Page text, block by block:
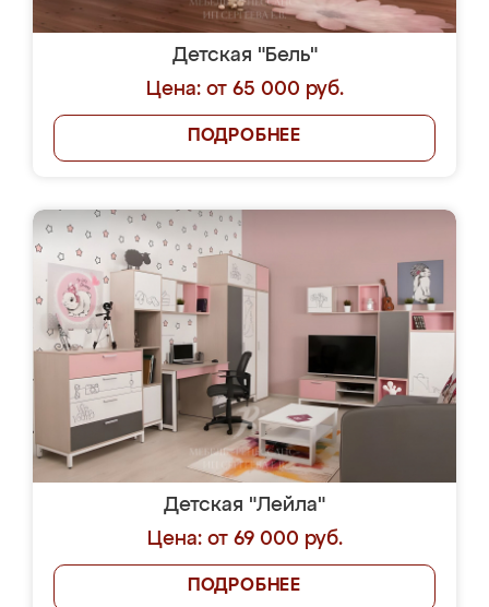
Детская "Бель"
Цена: от 65 000 руб.
ПОДРОБНЕЕ
Детская "Лейла"
Цена: от 69 000 руб.
ПОДРОБНЕЕ